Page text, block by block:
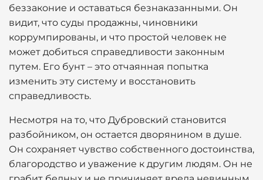
беззаконие и оставаться безнаказанными. Он
видит, что суды продажны, чиновники
коррумпированы, и что простой человек не
может добиться справедливости законным
путем. Его бунт – это отчаянная попытка
изменить эту систему и восстановить
справедливость.
Несмотря на то, что Дубровский становится
разбойником, он остается дворянином в душе.
Он сохраняет чувство собственного достоинства,
благородство и уважение к другим людям. Он не